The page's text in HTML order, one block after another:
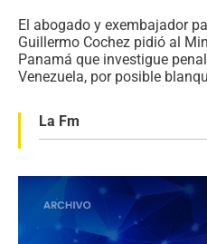
El abogado y exembajador
Guillermo Cochez pidió al
Panamá que investigue
Venezuela, por posible
La Fm